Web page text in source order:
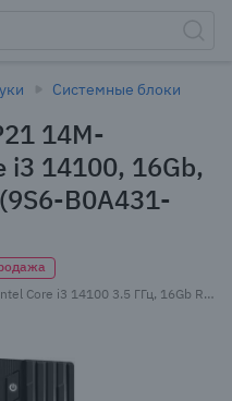
Системные блоки
14M-
i3 14100, 16Gb,
B0A431-
Неттоп MSI PRO DP21 14M-1087XRU, Intel Core i3 14100 3.5 ГГц, 16Gb RAM, 512Gb SSD, Wi-Fi, BT, без ОС, черный (9S6-B0A431-1087)